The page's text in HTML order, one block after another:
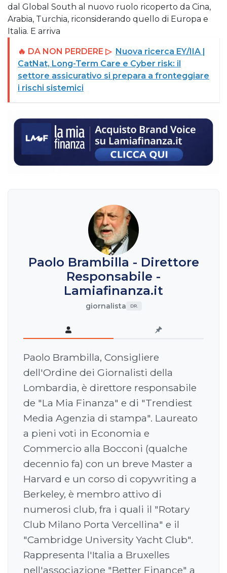
dal Global South al nuovo ruolo ricoperto da Cina,
Arabia, Turchia, riconsiderando quello di Europa e
Italia. E arriva
🔥 DA NON PERDERE ▷ Nuova ricerca EY/IIA |
CatNat, Long-Term Care e Cyber risk: il
settore assicurativo si prepara a fronteggiare
i rischi sistemici
Paolo Brambilla - Direttore
Responsabile -
Lamiafinanza.it
giornalista DR.
Paolo Brambilla, Consigliere
dell'Ordine dei Giornalisti della
Lombardia, è direttore responsabile
de "La Mia Finanza" e di "Trendiest
Media Agenzia di stampa". Laureato
a pieni voti in Economia e
Commercio alla Bocconi (qualche
decennio fa) con un breve Master a
Harvard e un corso di copywriting a
Berkeley, è membro attivo di
numerosi club, fra i quali il "Rotary
Club Milano Porta Vercellina" e il
"Cambridge University Yacht Club".
Rappresenta l'Italia a Bruxelles
nell'associazione "Better Finance" a